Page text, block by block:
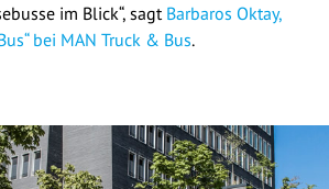
im Blick“, sagt Barbaros Oktay,
bei MAN Truck & Bus.